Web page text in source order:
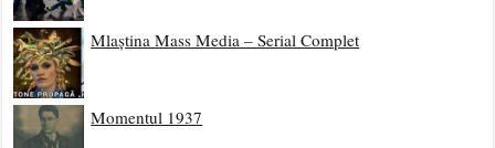
Mlaștina Mass Media – Serial Complet
Momentul 1937